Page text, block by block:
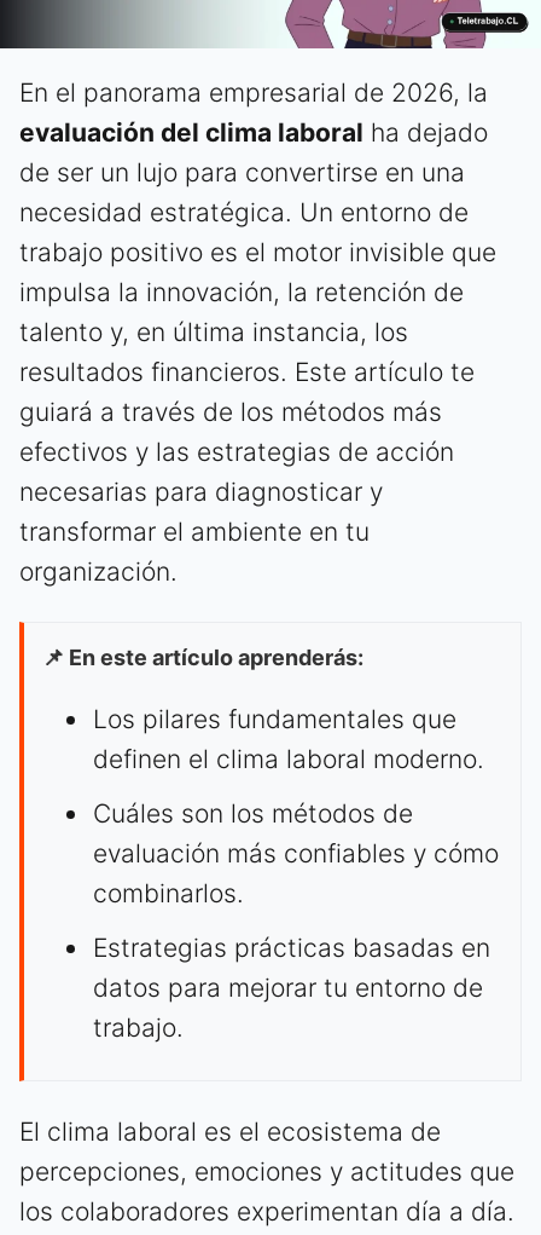
En el panorama empresarial de 2026, la
evaluación del clima laboral ha dejado
de ser un lujo para convertirse en una
necesidad estratégica. Un entorno de
trabajo positivo es el motor invisible que
impulsa la innovación, la retención de
talento y, en última instancia, los
resultados financieros. Este artículo te
guiará a través de los métodos más
efectivos y las estrategias de acción
necesarias para diagnosticar y
transformar el ambiente en tu
organización.
📌 En este artículo aprenderás:
Los pilares fundamentales que
definen el clima laboral moderno.
Cuáles son los métodos de
evaluación más confiables y cómo
combinarlos.
Estrategias prácticas basadas en
datos para mejorar tu entorno de
trabajo.
El clima laboral es el ecosistema de
percepciones, emociones y actitudes que
los colaboradores experimentan día a día.